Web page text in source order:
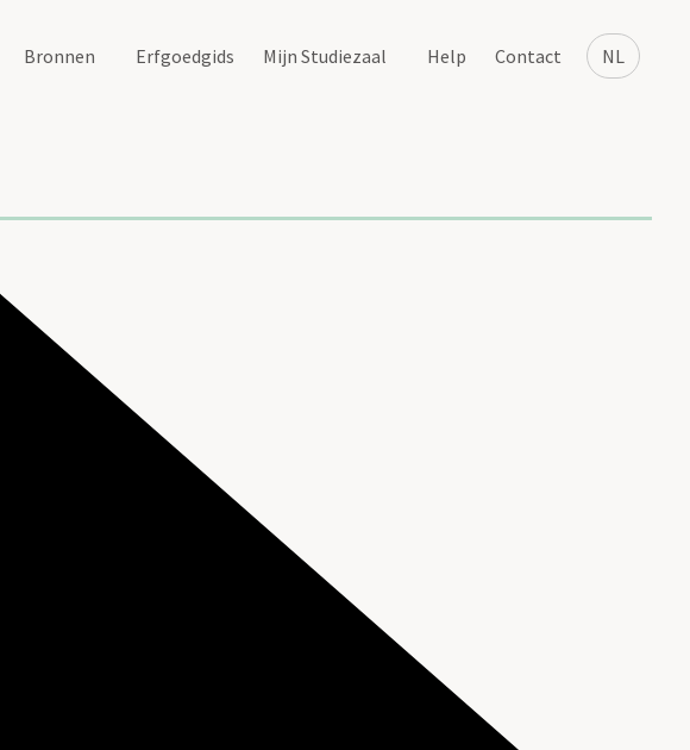
NL
Bronnen Erfgoedgids Mijn Studiezaal Help Contact